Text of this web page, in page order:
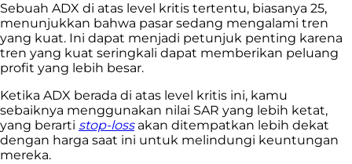
Sebuah ADX di atas level kritis tertentu, biasanya 25,
menunjukkan bahwa pasar sedang mengalami tren
yang kuat. Ini dapat menjadi petunjuk penting karena
tren yang kuat seringkali dapat memberikan peluang
profit yang lebih besar.
Ketika ADX berada di atas level kritis ini, kamu
sebaiknya menggunakan nilai SAR yang lebih ketat,
yang berarti stop-lossakan ditempatkan lebih dekat
dengan harga saat ini untuk melindungi keuntungan
mereka.